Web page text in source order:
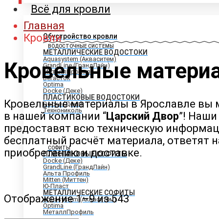
Всё для кровли
Обустройство кровли
ВОДОСТОЧНЫЕ СИСТЕМЫ
МЕТАЛЛИЧЕСКИЕ ВОДОСТОКИ
Aquasystem (Акваситем)
GrandLine (ГрандЛайн)
МеталлПрофиль
Вегасток
Optima
Docke (Деке)
ПЛАСТИКОВЫЕ ВОДОСТОКИ
Docke (Деке)
Технониколь
СОФИТЫ
ПЛАСТИКОВЫЕ СОФИТЫ
Docke (Деке)
GrandLine (ГрандЛайн)
Альта Профиль
Mitten (Миттен)
Ю-Пласт
МЕТАЛЛИЧЕСКИЕ СОФИТЫ
Aquasystem (Акваситем)
Optima
МеталлПрофиль
Главная
Кровли
Кровельные
Кровельные материалы в Ярославле вы
в нашей компании “Царский Двор”!
предоставят всю техническую
бесплатный расчёт материала, ответят
приобретению и доставке.
Отображение 1–9 из 543Цены: